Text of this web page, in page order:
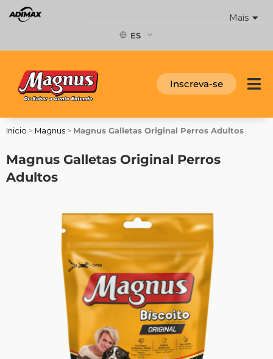
Mais
ES
Inscreva-se
Inicio > Magnus > Magnus Galletas Original Perros Adultos
Magnus Galletas Original Perros
Adultos